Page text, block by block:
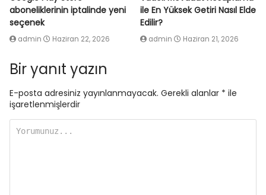
aboneliklerinin iptalinde yeni
seçenek
admin Haziran 22, 2026
ile En Yüksek Getiri Nasıl Elde
Edilir?
admin Haziran 21, 2026
Bir yanıt yazın
E-posta adresiniz yayınlanmayacak. Gerekli alanlar * ile
işaretlenmişlerdir